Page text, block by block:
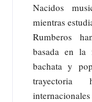
Nacidos
mientras
Rumberos
basada en la
bachata y
trayectoria